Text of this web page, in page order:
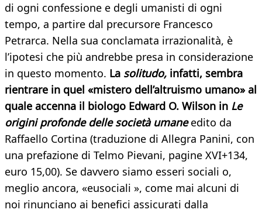
di ogni confessione e degli umanisti di ogni
tempo, a partire dal precursore Francesco
Petrarca. Nella sua conclamata irrazionalità, è
l’ipotesi che più andrebbe presa in considerazione
in questo momento. La solitudo, infatti, sembra
rientrare in quel «mistero dell’altruismo umano» al
quale accenna il biologo Edward O. Wilson in Le
origini profonde delle società umaneedito da
Raffaello Cortina (traduzione di Allegra Panini, con
una prefazione di Telmo Pievani, pagine XVI+134,
euro 15,00). Se davvero siamo esseri sociali o,
meglio ancora, «eusociali », come mai alcuni di
noi rinunciano ai benefici assicurati dalla